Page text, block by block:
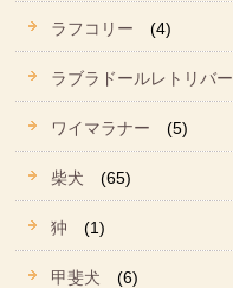
ラフコリー (4)
ラブラドールレトリバー
ワイマラナー (5)
柴犬 (65)
狆 (1)
甲斐犬 (6)